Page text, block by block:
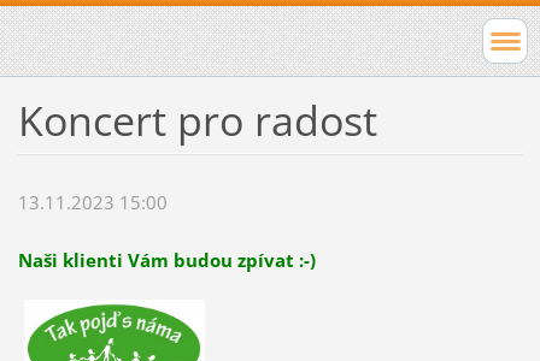
Koncert pro radost
13.11.2023 15:00
Naši klienti Vám budou zpívat :-)